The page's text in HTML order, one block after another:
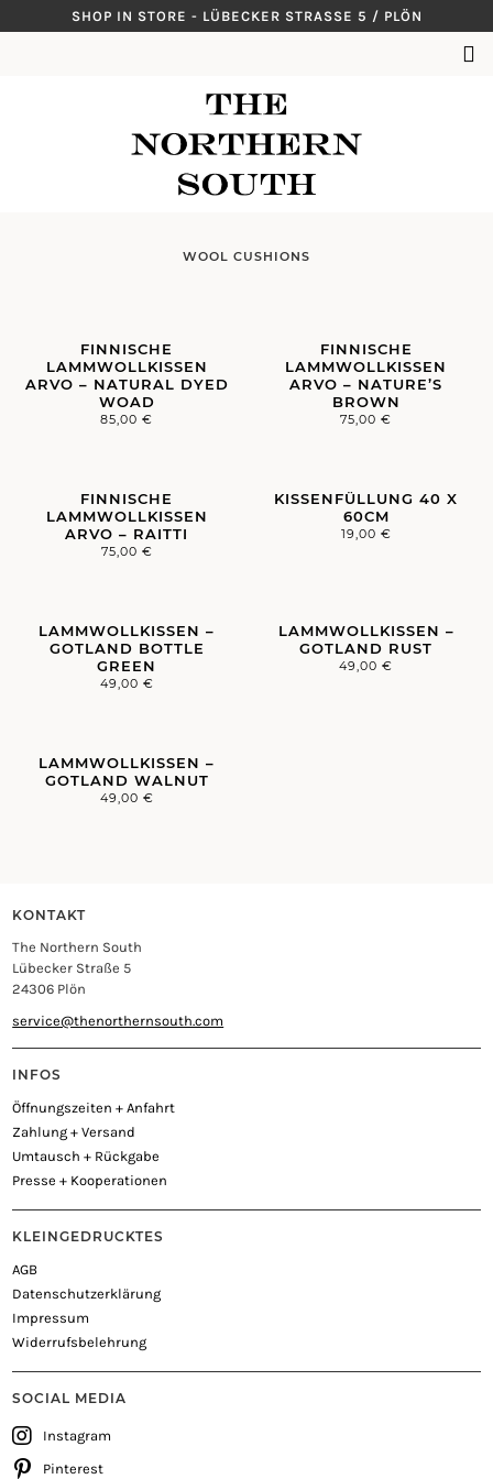
to
SHOP IN STORE - LÜBECKER STRASSE 5 / PLÖN
SUCHEN
WOOL CUSHIONS
FINNISCHE
LAMMWOLLKISSEN
ARVO – NATURAL DYED
WOAD
85,00€
FINNISCHE
LAMMWOLLKISSEN
ARVO – NATURE’S
BROWN
75,00 €
FINNISCHE
LAMMWOLLKISSEN
ARVO – RAITTI
75,00 €
KISSENFÜLLUNG 40 X
60CM
19,00 €
LAMMWOLLKISSEN –
GOTLAND BOTTLE
GREEN
49,00 €
LAMMWOLLKISSEN –
GOTLAND RUST
49,00 €
LAMMWOLLKISSEN –
GOTLAND WALNUT
49,00 €
KONTAKT
The Northern South
Lübecker Straße 5
24306 Plön
service@thenorthernsouth.com
INFOS
Öffnungszeiten + Anfahrt
Zahlung + Versand
Umtausch + Rückgabe
Presse + Kooperationen
KLEINGEDRUCKTES
AGB
Datenschutzerklärung
Impressum
Widerrufsbelehrung
SOCIAL MEDIA
Instagram
Pinterest